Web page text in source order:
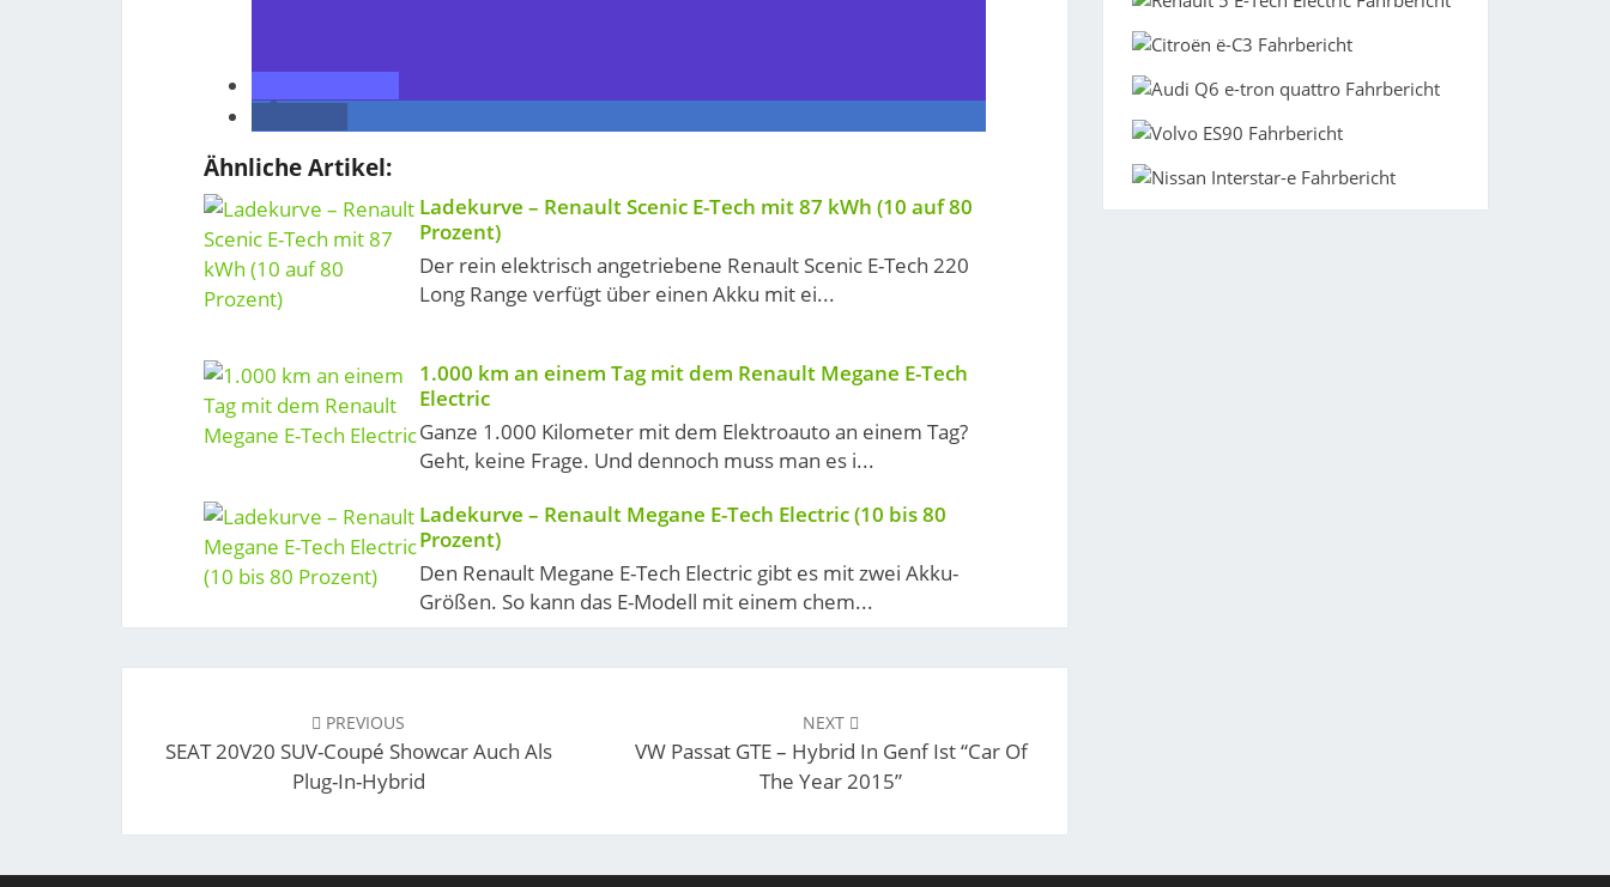
Ähnliche Artikel:
Ladekurve – Renault Scenic E-Tech mit 87 kWh (10 auf 80
Prozent)
Der rein elektrisch angetriebene Renault Scenic E-Tech 220
Long Range verfügt über einen Akku mit ei...
1.000 km an einem Tag mit dem Renault Megane E-Tech
Electric
Ganze 1.000 Kilometer mit dem Elektroauto an einem Tag?
Geht, keine Frage. Und dennoch muss man es i...
Ladekurve – Renault Megane E-Tech Electric (10 bis 80
Prozent)
Den Renault Megane E-Tech Electric gibt es mit zwei Akku-
Größen. So kann das E-Modell mit einem chem...
Post
PREVIOUS
SEAT 20V20 SUV-Coupé Showcar Auch Als
Plug-In-Hybrid
NEXT
VW Passat GTE – Hybrid In Genf Ist “Car Of
The Year 2015”